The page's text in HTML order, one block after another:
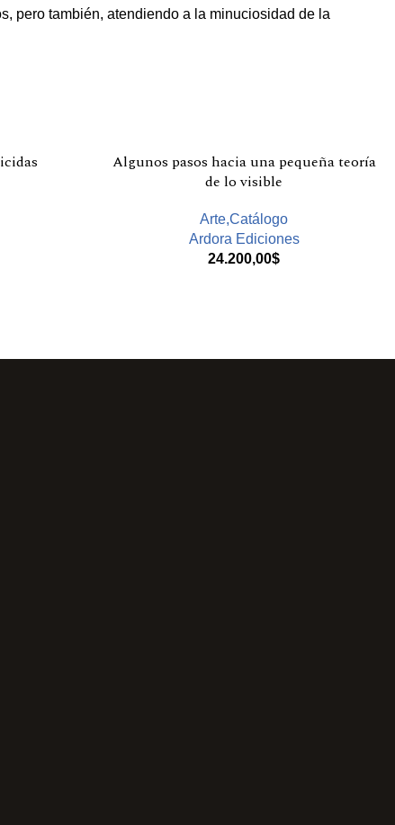
pero también, atendiendo a la minuciosidad de la
Algunos pasos hacia una pequeña teoría
de lo visible
Arte,Catálogo
Ardora Ediciones
24.200,00$